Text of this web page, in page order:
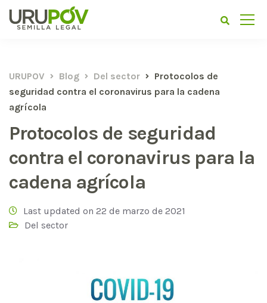
URUPOV Blog Del sector
Protocolos de
seguridad contra el coronavirus para la cadena
agrícola
Protocolos de seguridad
contra el coronavirus para la
cadena agrícola
Last updated on 22 de marzo de 2021
Del sector